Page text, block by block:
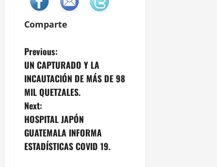
Comparte
P
o
s
t
n
a
Previous:
UN CAPTURADO Y LA
INCAUTACIÓN DE MÁS DE 98
MIL QUETZALES.
Next:
HOSPITAL JAPÓN
GUATEMALA INFORMA
ESTADÍSTICAS COVID 19.